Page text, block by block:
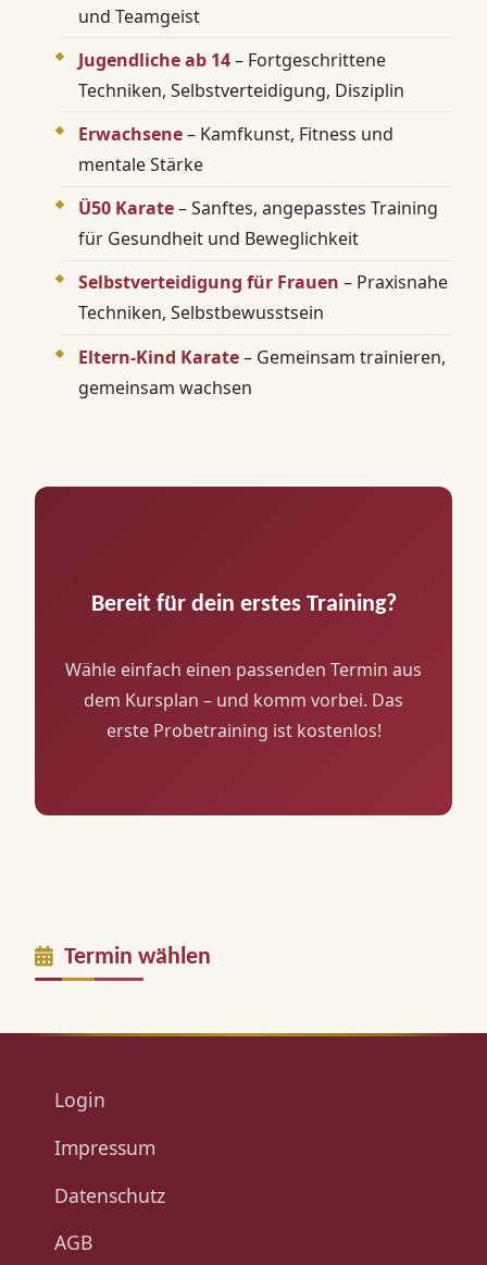
und Teamgeist
Jugendliche ab 14– Fortgeschrittene
Techniken, Selbstverteidigung, Disziplin
Erwachsene– Kamfkunst, Fitness und
mentale Stärke
Ü50 Karate– Sanftes, angepasstes Training
für Gesundheit und Beweglichkeit
Selbstverteidigung für Frauen – Praxisnahe
Techniken, Selbstbewusstsein
Eltern-Kind Karate– Gemeinsam trainieren,
gemeinsam wachsen
Bereit für dein erstes Training?
Wähle einfach einen passenden Termin aus
dem Kursplan – und komm vorbei. Das
erste Probetraining ist kostenlos!
Termin wählen
Login
Impressum
Datenschutz
AGB